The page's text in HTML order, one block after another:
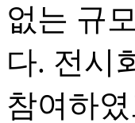
없는 규
다. 전시
참여하